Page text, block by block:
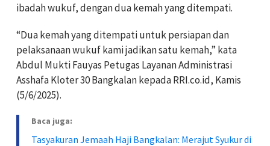
ibadah wukuf, dengan dua kemah yang ditempati.
“Dua kemah yang ditempati untuk persiapan dan
pelaksanaan wukuf kami jadikan satu kemah,” kata
Abdul Mukti Fauyas Petugas Layanan Administrasi
Asshafa Kloter 30 Bangkalan kepada RRI.co.id, Kamis
(5/6/2025).
Baca juga:
Tasyakuran Jemaah Haji Bangkalan: Merajut Syukur di